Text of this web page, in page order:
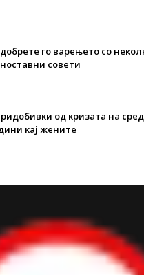
го варењето со
совети
од кризата на
кај жените